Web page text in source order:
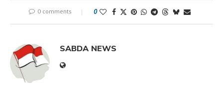
0 comments 0
SABDA NEWS